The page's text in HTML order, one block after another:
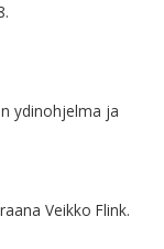
ydinohjelma ja
Veikko Flink.